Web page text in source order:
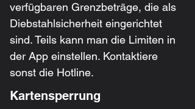
verfügbaren Grenzbeträge, die als
Diebstahlsicherheit eingerichtet
sind. Teils kann man die Limiten in
der App einstellen. Kontaktiere
sonst die Hotline.
Kartensperrung